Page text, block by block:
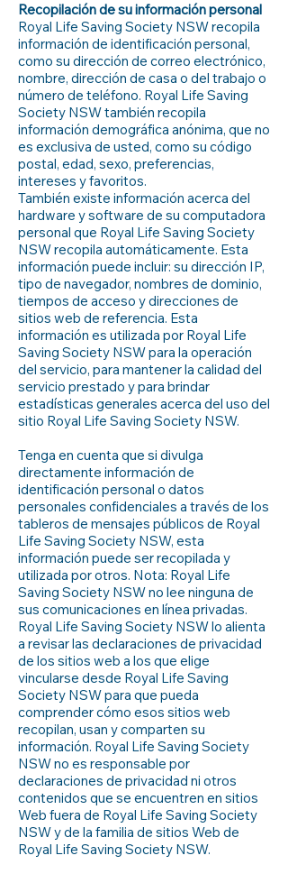
Recopilación de su información personal
Royal Life Saving Society NSW recopila
información de identificación personal,
como su dirección de correo electrónico,
nombre, dirección de casa o del trabajo o
número de teléfono. Royal Life Saving
Society NSW también recopila
información demográfica anónima, que no
es exclusiva de usted, como su código
postal, edad, sexo, preferencias,
intereses y favoritos.
También existe información acerca del
hardware y software de su computadora
personal que Royal Life Saving Society
NSW recopila automáticamente. Esta
información puede incluir: su dirección IP,
tipo de navegador, nombres de dominio,
tiempos de acceso y direcciones de
sitios web de referencia. Esta
información es utilizada por Royal Life
Saving Society NSW para la operación
del servicio, para mantener la calidad del
servicio prestado y para brindar
estadísticas generales acerca del uso del
sitio Royal Life Saving Society NSW.
Tenga en cuenta que si divulga
directamente información de
identificación personal o datos
personales confidenciales a través de los
tableros de mensajes públicos de Royal
Life Saving Society NSW, esta
información puede ser recopilada y
utilizada por otros. Nota: Royal Life
Saving Society NSW no lee ninguna de
sus comunicaciones en línea privadas.
Royal Life Saving Society NSW lo alienta
a revisar las declaraciones de privacidad
de los sitios web a los que elige
vincularse desde Royal Life Saving
Society NSW para que pueda
comprender cómo esos sitios web
recopilan, usan y comparten su
información. Royal Life Saving Society
NSW no es responsable por
declaraciones de privacidad ni otros
contenidos que se encuentren en sitios
Web fuera de Royal Life Saving Society
NSW y de la familia de sitios Web de
Royal Life Saving Society NSW.